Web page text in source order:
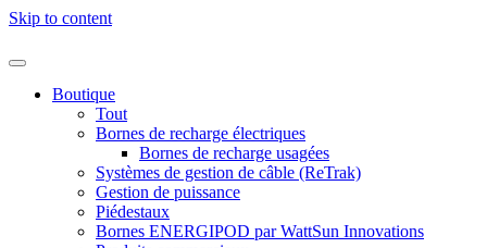
Skip to content
Boutique
Tout
Bornes de recharge électriques
Bornes de recharge usagées
Systèmes de gestion de câble (ReTrak)
Gestion de puissance
Piédestaux
Bornes ENERGIPOD par WattSun Innovations